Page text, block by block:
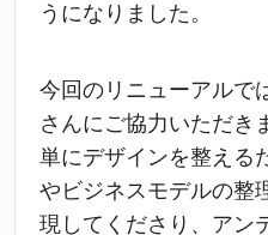
うになりました。
今回のリニューアルで
さんにご協力いただき
単にデザインを整える
やビジネスモデルの整
現してくださり、アン